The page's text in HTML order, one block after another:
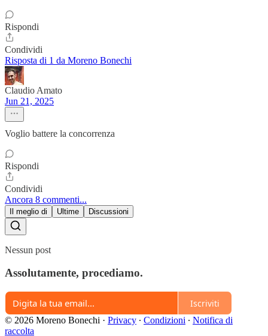
Rispondi
Condividi
Risposta di 1 da Moreno Bonechi
Claudio Amato
Jun 21, 2025
Voglio battere la concorrenza
Rispondi
Condividi
Ancora 8 commenti...
Il meglio di Ultime Discussioni
Nessun post
Assolutamente, procediamo.
Iscriviti
© 2026 Moreno Bonechi · Privacy ∙ Condizioni ∙ Notifica di
raccolta